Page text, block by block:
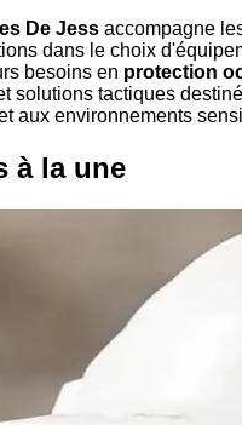
De Jess accompagne
dans le choix
besoins en protection
solutions tactiques
aux environnements
à la une